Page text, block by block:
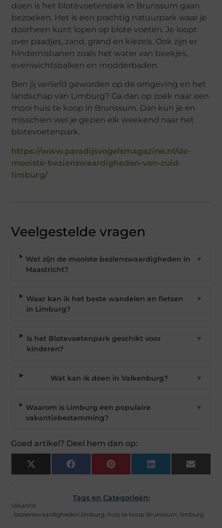
doen is het blotevoetenpark in Brunssum gaan
bezoeken. Het is een prachtig natuurpark waar je
doorheen kunt lopen op blote voeten. Je loopt
over paadjes, zand, grand en kiezels. Ook zijn er
hindernisbanen zoals het water van beekjes,
evenwichtsbalken en modderbaden.
Ben jij verliefd geworden op de omgeving en het
landschap van Limburg? Ga dan op zoek naar een
mooi huis te koop in Brunssum. Dan kun je en
misschien wel je gezien elk weekend naar het
blotevoetenpark.
https://www.paradijsvogelsmagazine.nl/de-
mooiste-bezienswaardigheden-van-zuid-
limburg/
Veelgestelde vragen
Wat zijn de mooiste bezienswaardigheden in
Maastricht?
▼
Waar kan ik het beste wandelen en fietsen
in Limburg?
▼
Is het Blotevoetenpark geschikt voor
kinderen?
▼
Wat kan ik doen in Valkenburg? ▼
Waarom is Limburg een populaire
vakantiebestemming?
▼
Goed artikel? Deel hem dan op:
X
(Twitter)
Facebook Pinterest LinkedIn Email
Tags en Categorieën:
Vakantie
, bezienswaardigheden limburg, huis te koop Brunssum, limburg